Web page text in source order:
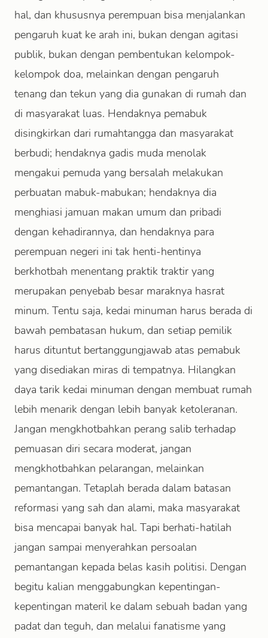
hal, dan khususnya perempuan bisa menjalankan
pengaruh kuat ke arah ini, bukan dengan agitasi
publik, bukan dengan pembentukan kelompok-
kelompok doa, melainkan dengan pengaruh
tenang dan tekun yang dia gunakan di rumah dan
di masyarakat luas. Hendaknya pemabuk
disingkirkan dari rumahtangga dan masyarakat
berbudi; hendaknya gadis muda menolak
mengakui pemuda yang bersalah melakukan
perbuatan mabuk-mabukan; hendaknya dia
menghiasi jamuan makan umum dan pribadi
dengan kehadirannya, dan hendaknya para
perempuan negeri ini tak henti-hentinya
berkhotbah menentang praktik traktir yang
merupakan penyebab besar maraknya hasrat
minum. Tentu saja, kedai minuman harus berada di
bawah pembatasan hukum, dan setiap pemilik
harus dituntut bertanggungjawab atas pemabuk
yang disediakan miras di tempatnya. Hilangkan
daya tarik kedai minuman dengan membuat rumah
lebih menarik dengan lebih banyak ketoleranan.
Jangan mengkhotbahkan perang salib terhadap
pemuasan diri secara moderat, jangan
mengkhotbahkan pelarangan, melainkan
pemantangan. Tetaplah berada dalam batasan
reformasi yang sah dan alami, maka masyarakat
bisa mencapai banyak hal. Tapi berhati-hatilah
jangan sampai menyerahkan persoalan
pemantangan kepada belas kasih politisi. Dengan
begitu kalian menggabungkan kepentingan-
kepentingan materil ke dalam sebuah badan yang
padat dan teguh, dan melalui fanatisme yang